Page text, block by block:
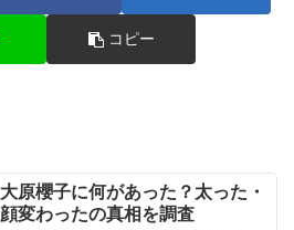
コピー
大原櫻子に何があった？太った・
顔変わったの真相を調査